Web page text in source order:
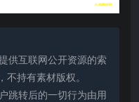
供互联网公开资源的索
持有素材版权。
跳转后的一切行为由用